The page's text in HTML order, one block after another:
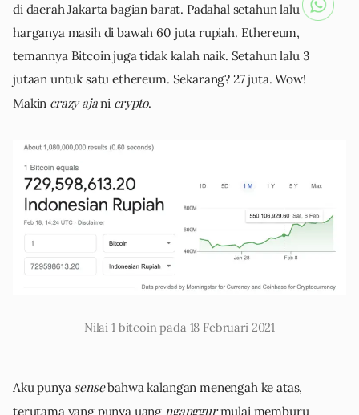
di daerah Jakarta bagian barat. Padahal setahun lalu
harganya masih di bawah 60 juta rupiah. Ethereum,
temannya Bitcoin juga tidak kalah naik. Setahun lalu 3
jutaan untuk satu ethereum. Sekarang? 27 juta. Wow!
Makin crazy ajani crypto.
Nilai 1 bitcoin pada 18 Februari 2021
Aku punya sensebahwa kalangan menengah ke atas,
terutama yang punya uang nganggurmulai memburu